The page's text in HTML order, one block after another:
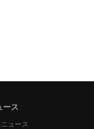
ース
ュース